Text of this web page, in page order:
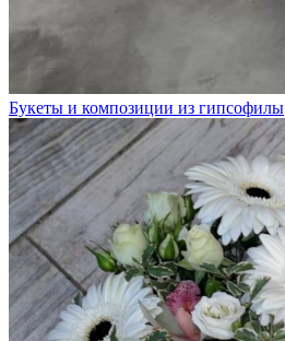
Букеты и композиции из гипсофилы